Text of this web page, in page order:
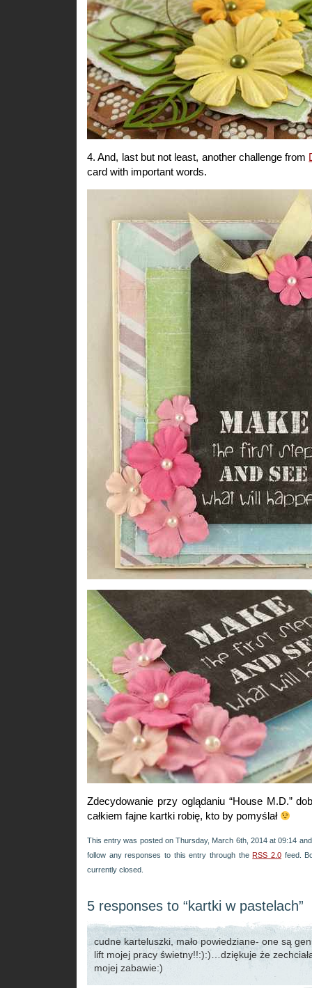
4. And, last but not least, another challenge from
card with important words.
Zdecydowanie przy oglądaniu “House M.D.”
całkiem fajne kartki robię, kto by pomyślał
This entry was posted on Thursday, March 6th, 2014 at 09:14
follow any responses to this entry through the RSS 2.0 feed.
currently closed.
5 responses to “kartki w pastelach”
cudne karteluszki, mało powiedziane- one są
lift mojej pracy świetny!!:):)…dziękuje że
mojej zabawie:)